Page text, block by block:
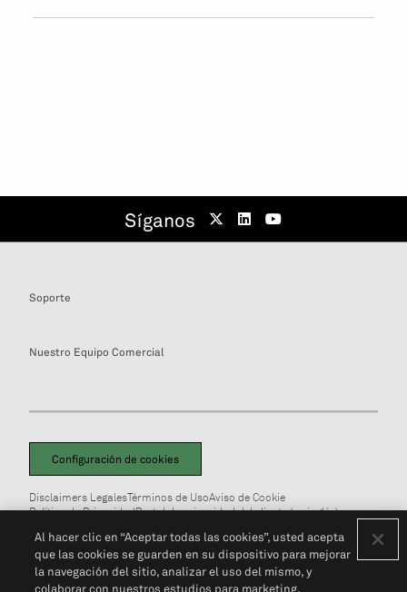
Síganos
Soporte
Nuestro Equipo Comercial
Configuración de cookies
Disclaimers LegalesTérminos de UsoAviso de Cookie
Política de PrivacidadPortal de privacidad del cliente (en inglés)
Al hacer clic en “Aceptar todas las cookies”, usted acepta
que las cookies se guarden en su dispositivo para mejorar
la navegación del sitio, analizar el uso del mismo, y
colaborar con nuestros estudios para marketing.